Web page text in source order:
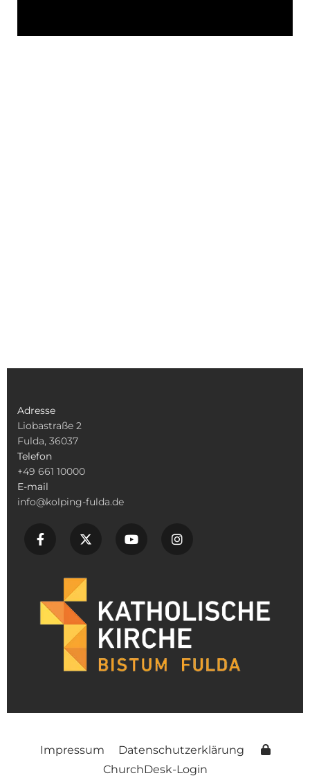
Adresse
Liobastraße 2
Fulda, 36037
Telefon
+49 661 10000
E-mail
info@kolping-fulda.de
Impressum
Datenschutzerklärung
ChurchDesk-Login